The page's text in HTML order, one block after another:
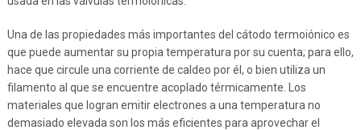
Una de las propiedades más importantes del cátodo termoiónico es
que puede aumentar su propia temperatura por su cuenta; para ello,
hace que circule una corriente de caldeo por él, o bien utiliza un
filamento al que se encuentre acoplado térmicamente. Los
materiales que logran emitir electrones a una temperatura no
demasiado elevada son los más eficientes para aprovechar el